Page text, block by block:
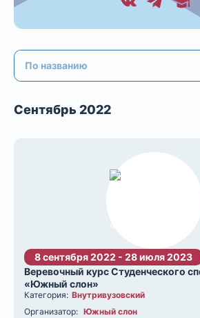
Сентябрь 2022
8 сентября 2022 - 28 июля 2023
Веревочный курс Студенческого
«Южный слон»
Категория: Внутривузовский
Организатор: Южный слон